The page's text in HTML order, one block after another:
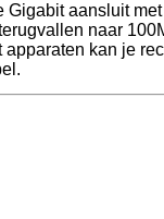
Gigabit aansluit
naar
apparaten kan je